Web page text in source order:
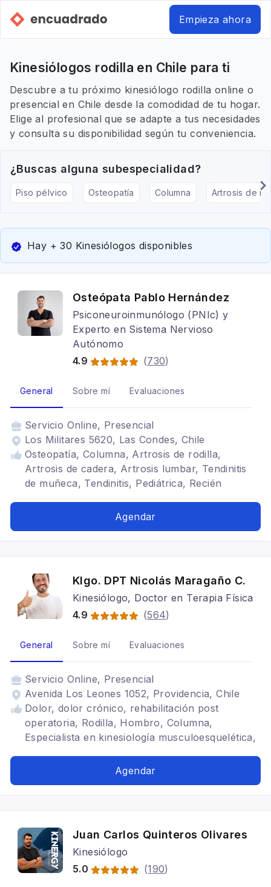
Empieza ahora
Kinesiólogos rodilla en Chile para ti
Descubre a tu próximo kinesiólogo rodilla online o
presencial en Chile desde la comodidad de tu hogar.
Elige al profesional que se adapte a tus necesidades
y consulta su disponibilidad según tu conveniencia.
¿Buscas alguna subespecialidad?
Piso pélvico Osteopatía Columna Artrosis de
Hay + 30 Kinesiólogos disponibles
Osteópata Pablo Hernández
Psiconeuroinmunólogo (PNIc) y
Experto en Sistema Nervioso
Autónomo
4.9
(730)
General Sobre mí Evaluaciones
Servicio Online, Presencial
Los Militares 5620, Las Condes, Chile
Osteopatía, Columna, Artrosis de rodilla,
Artrosis de cadera, Artrosis lumbar, Tendinitis
de muñeca, Tendinitis, Pediátrica, Recién
Agendar
Klgo. DPT Nicolás Maragaño C.
Kinesiólogo, Doctor en Terapia Física
4.9
(564)
General Sobre mí Evaluaciones
Servicio Online, Presencial
Avenida Los Leones 1052, Providencia, Chile
Dolor, dolor crónico, rehabilitación post
operatoria, Rodilla, Hombro, Columna,
Especialista en kinesiología musculoesquelética,
Ligamento cruzado anterior, Hombro
Agendar
Juan Carlos Quinteros Olivares
Kinesiólogo
5.0
(190)